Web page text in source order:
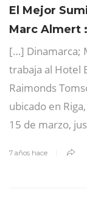
El Mejor
Marc Almert
[…] Dinamarca;
trabaja al Hotel
Raimonds
ubicado en
15 de marzo,
7 años hace